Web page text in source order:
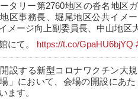
タリー第2760地区の沓名地区
区事務長、堀尾地区公共イメ
メージ向上副委員長、中山地区
にて。
https://t.co/GpaHU6bjYQ
設する新型コロナワクチン大
」において、会場の開設にあ
ます。